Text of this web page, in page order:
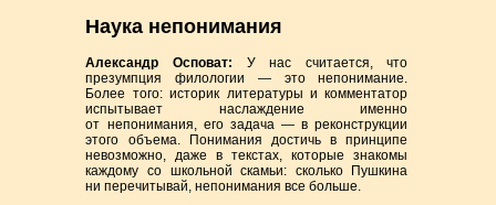
Наука непонимания
Александр Осповат: У нас считается, что
презумпция филологии — это непонимание.
Более того: историк литературы и комментатор
испытывает наслаждение именно
от непонимания, его задача — в реконструкции
этого объема. Понимания достичь в принципе
невозможно, даже в текстах, которые знакомы
каждому со школьной скамьи: сколько Пушкина
ни перечитывай, непонимания все больше.